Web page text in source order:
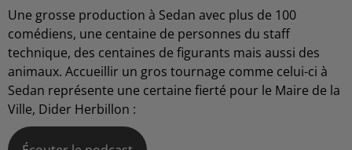
Une grosse production à Sedan avec plus de 100
comédiens, une centaine de personnes du staff
technique, des centaines de figurants mais aussi des
animaux. Accueillir un gros tournage comme celui-ci à
Sedan représente une certaine fierté pour le Maire de la
Ville, Dider Herbillon :